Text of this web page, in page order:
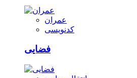
عمران
کدنویسی
فضایی